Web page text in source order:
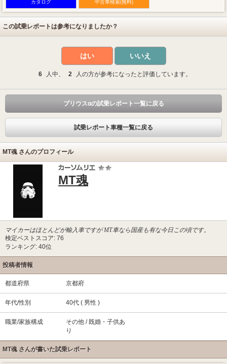
カタログ 中古車検索(無料)
この試乗レポートは参考になりましたか？
はい いいえ
6 人中、 2 人の方が参考になったと評価しています。
プリウスαの試乗レポート一覧に戻る
試乗レポート車種一覧に戻る
MT魂 さんのプロフィール
MT魂
マイカーはほとんどが輸入車ですが MT車なら国産も有な今日この頃です。
検定ベストスコア: 76
ランキング: 40位
投稿者情報
都道府県 京都府
年代/性別 40代 ( 男性 )
職業/家族構成
その他 / 既婚・子供あ
り
MT魂 さんが書いた試乗レポート